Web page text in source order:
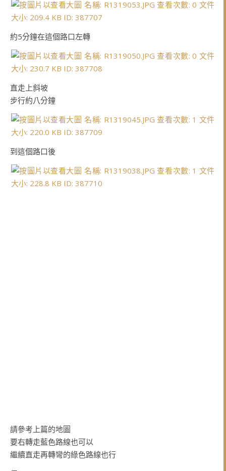
約5分鐘在這個路口左轉
直走上斜坡
步行約八分鐘
到這個路口後
請參考上篇的地圖
要右轉走藍色路線也可以
繼續直走再轉彎的綠色路線也行